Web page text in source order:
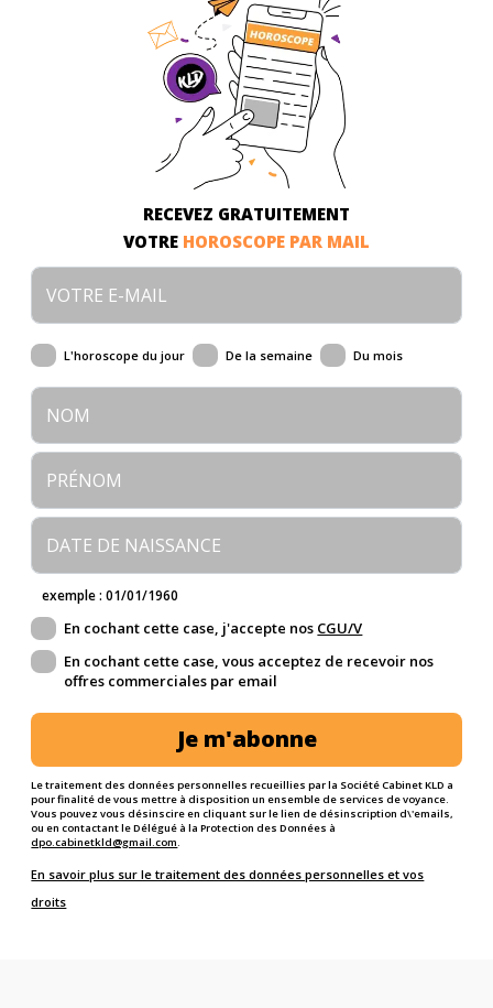
RECEVEZ GRATUITEMENT
VOTRE HOROSCOPE PAR MAIL
L'horoscope du jour De la semaine Du mois
exemple : 01/01/1960
En cochant cette case, j'accepte nos CGU/V
En cochant cette case, vous acceptez de recevoir nos
offres commerciales par email
Je m'abonne
Le traitement des données personnelles recueillies par la Société Cabinet KLD a
pour finalité de vous mettre à disposition un ensemble de services de voyance.
Vous pouvez vous désinscire en cliquant sur le lien de désinscription d\'emails,
ou en contactant le Délégué à la Protection des Données à
dpo.cabinetkld@gmail.com.
En savoir plus sur le traitement des données personnelles et vos
droits